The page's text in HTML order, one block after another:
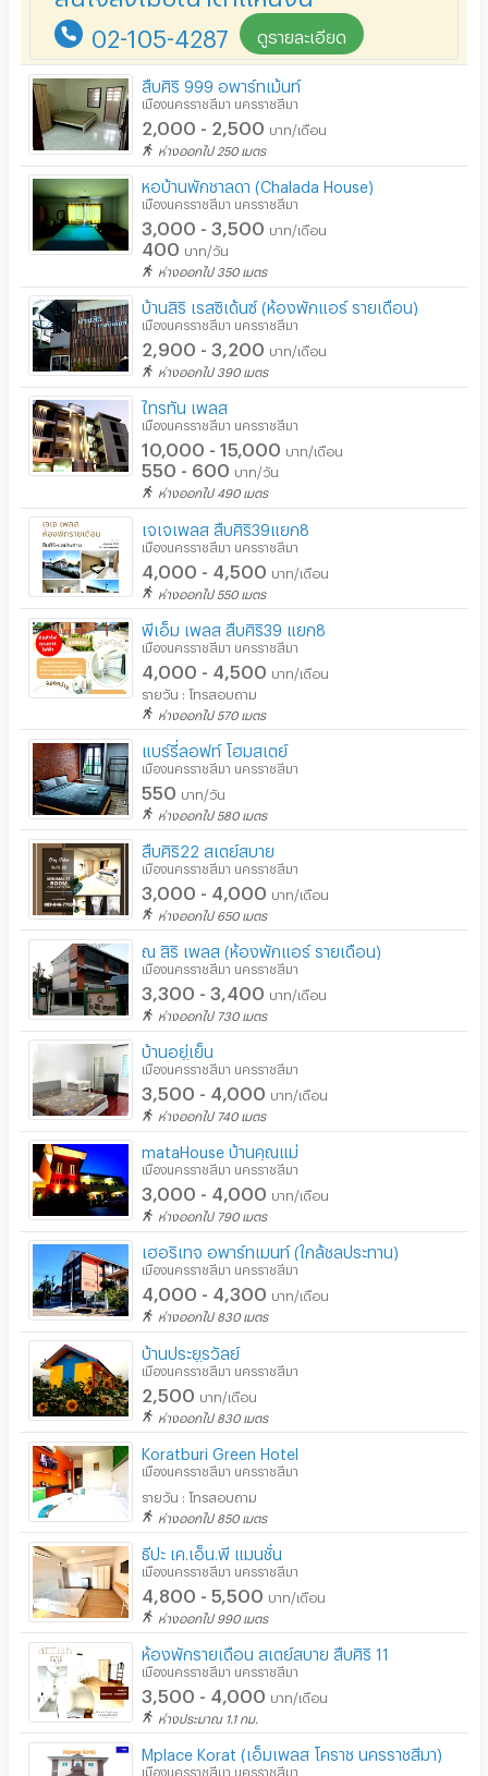
มีระบบรักษาความปลอดภัย (keycard)
มีระบบรักษาความปลอดภัย (สแกนลายนิ้วมือ)
กล้องวงจรปิด (CCTV)
รปภ.
ร้านขายอาหาร
ร้านค้า สะดวกซื้อ
ร้านซัก-รีด / มีบริการเครื่องซักผ้า
ร้านทำผม-เสริมสวย
สถานี charge รถไฟฟ้า
02-105-4287 ดูรายละเอียด
สืบศิริ 999 อพาร์ทเม้นท์
เมืองนครราชสีมา นครราชสีมา
2,000 - 2,500 บาท/เดือน
ห่างออกไป 250 เมตร
หอบ้านพักชาลดา (Chalada House)
เมืองนครราชสีมา นครราชสีมา
3,000 - 3,500 บาท/เดือน
400 บาท/วัน
ห่างออกไป 350 เมตร
บ้านสิริ เรสซิเด้นซ์ (ห้องพักแอร์ รายเดือน)
เมืองนครราชสีมา นครราชสีมา
2,900 - 3,200 บาท/เดือน
ห่างออกไป 390 เมตร
ไทรทัน เพลส
เมืองนครราชสีมา นครราชสีมา
10,000 - 15,000 บาท/เดือน
550 - 600 บาท/วัน
ห่างออกไป 490 เมตร
เจเจเพลส สืบศิริ39แยก8
เมืองนครราชสีมา นครราชสีมา
4,000 - 4,500 บาท/เดือน
ห่างออกไป 550 เมตร
พีเอ็ม เพลส สืบศิริ39 แยก8
เมืองนครราชสีมา นครราชสีมา
4,000 - 4,500 บาท/เดือน
รายวัน : โทรสอบถาม
ห่างออกไป 570 เมตร
แบร์รี่ลอฟท์ โฮมสเตย์
เมืองนครราชสีมา นครราชสีมา
550 บาท/วัน
ห่างออกไป 580 เมตร
สืบศิริ22 สเตย์สบาย
เมืองนครราชสีมา นครราชสีมา
3,000 - 4,000 บาท/เดือน
ห่างออกไป 650 เมตร
ณ สิริ เพลส (ห้องพักแอร์ รายเดือน)
เมืองนครราชสีมา นครราชสีมา
3,300 - 3,400 บาท/เดือน
ห่างออกไป 730 เมตร
บ้านอยู่เย็น
เมืองนครราชสีมา นครราชสีมา
3,500 - 4,000 บาท/เดือน
ห่างออกไป 740 เมตร
mataHouse บ้านคุณแม่
เมืองนครราชสีมา นครราชสีมา
3,000 - 4,000 บาท/เดือน
ห่างออกไป 790 เมตร
เฮอริเทจ อพาร์ทเมนท์ (ใกล้ชลประทาน)
เมืองนครราชสีมา นครราชสีมา
4,000 - 4,300 บาท/เดือน
ห่างออกไป 830 เมตร
บ้านประยูรวัลย์
เมืองนครราชสีมา นครราชสีมา
2,500 บาท/เดือน
ห่างออกไป 830 เมตร
Koratburi Green Hotel
เมืองนครราชสีมา นครราชสีมา
รายวัน : โทรสอบถาม
ห่างออกไป 850 เมตร
ธีปะ เค.เอ็น.พี แมนชั่น
เมืองนครราชสีมา นครราชสีมา
4,800 - 5,500 บาท/เดือน
ห่างออกไป 990 เมตร
ห้องพักรายเดือน สเตย์สบาย สืบศิริ 11
เมืองนครราชสีมา นครราชสีมา
3,500 - 4,000 บาท/เดือน
ห่างประมาณ 1.1 กม.
Mplace Korat (เอ็มเพลส โคราช นครราชสีมา)
เมืองนครราชสีมา นครราชสีมา